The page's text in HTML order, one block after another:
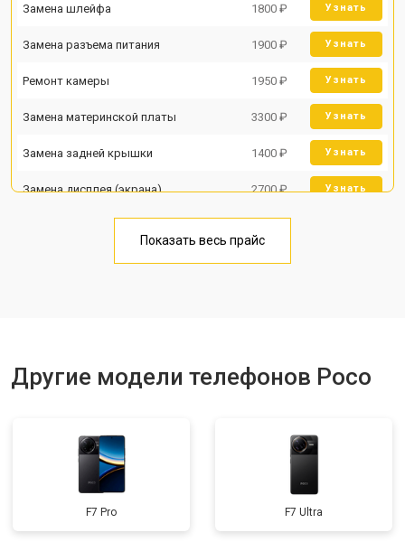
Замена шлейфа 1800 ₽ Узнать
Замена разъема питания 1900 ₽ Узнать
Ремонт камеры 1950 ₽ Узнать
Замена материнской платы 3300 ₽ Узнать
Замена задней крышки 1400 ₽ Узнать
Замена дисплея (экрана) 2700 ₽ Узнать
Замена кнопки включения 1750 ₽
Показать весь прайс
Другие модели телефонов Poco
F7 Pro F7 Ultra